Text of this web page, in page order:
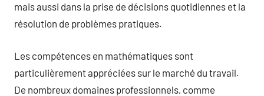
mais aussi dans la prise de décisions quotidiennes et la
résolution de problèmes pratiques.
Les compétences en mathématiques sont
particulièrement appréciées sur le marché du travail.
De nombreux domaines professionnels, comme